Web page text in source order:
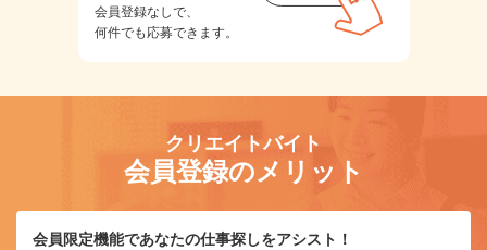
会員登録なしで、
何件でも応募できます。
クリエイトバイト
会員登録のメリット
会員限定機能であなたの仕事探しをアシスト！